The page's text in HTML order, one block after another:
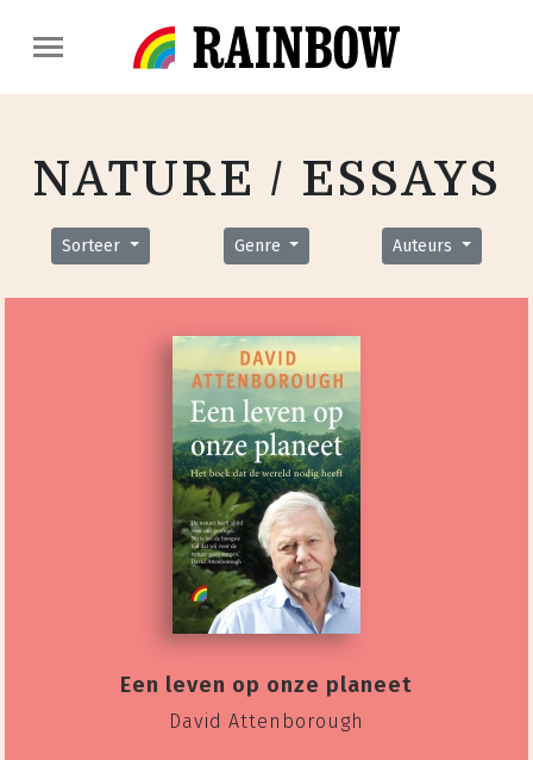
NATURE / ESSAYS
Sorteer Genre Auteurs
Een leven op onze planeet
David Attenborough